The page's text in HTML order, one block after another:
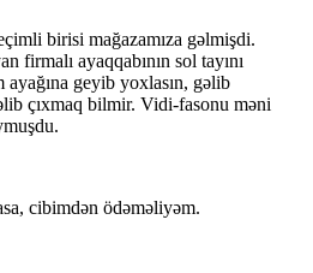
birisi mağazamıza gəlmişdi.
firmalı ayaqqabının sol tayını
geyib yoxlasın, gəlib
çıxmaq bilmir. Vidi-fasonu məni
cibimdən ödəməliyəm.